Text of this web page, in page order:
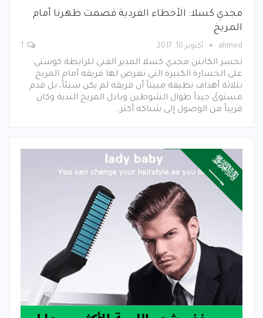
مجدي كسلا: الأخطاء الفردية قصمت ظهرنا أمام
المريخ
ahmed أكتوبر 10, 2017
تحسر الكابتن مجدي كسلا المدير الفني للرابطة كوستي
على الخسارة الكبيرة التي تعرض لها فريقه أمام المريخ
بثلاثة أهداف نظيفة مبيناً أن فريقه لم يكن سيئاً، بل قدم
مستوىً جيداً طوال الشوطين وبادل المريخ الندية وكان
قريباً من الوصول إلى شباكه أكثر…